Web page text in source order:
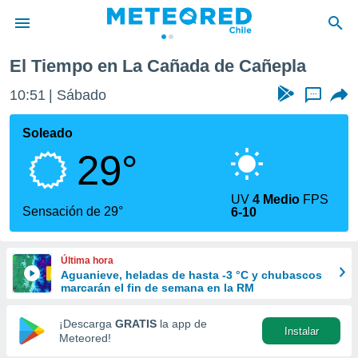
de
por
que se
calidad.
a este
las
y
forma
digital
basada
El Tiempo en La Cañada de Cañepla
10:51 Sábado ...
Soleado
29°
Sensación de 29°
UV4 Medio FPS
6-10
Última hora
Aguanieve, heladas de hasta -3 °C y chubascos
marcarán el fin de semana en la RM
¡Descarga GRATIS la app de
Meteored!
Instalar